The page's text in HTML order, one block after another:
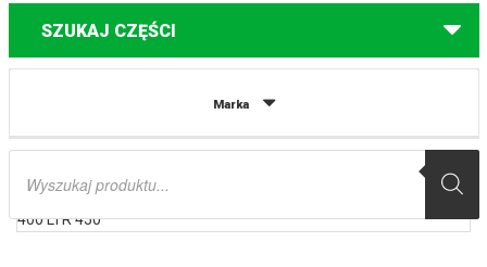
SZUKAJ CZĘŚCI
Marka
Wyszukiwarka
Części do quadów Suzuki